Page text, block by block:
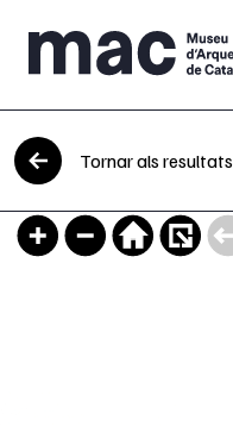
Vés al contingut
Tornar als resultats